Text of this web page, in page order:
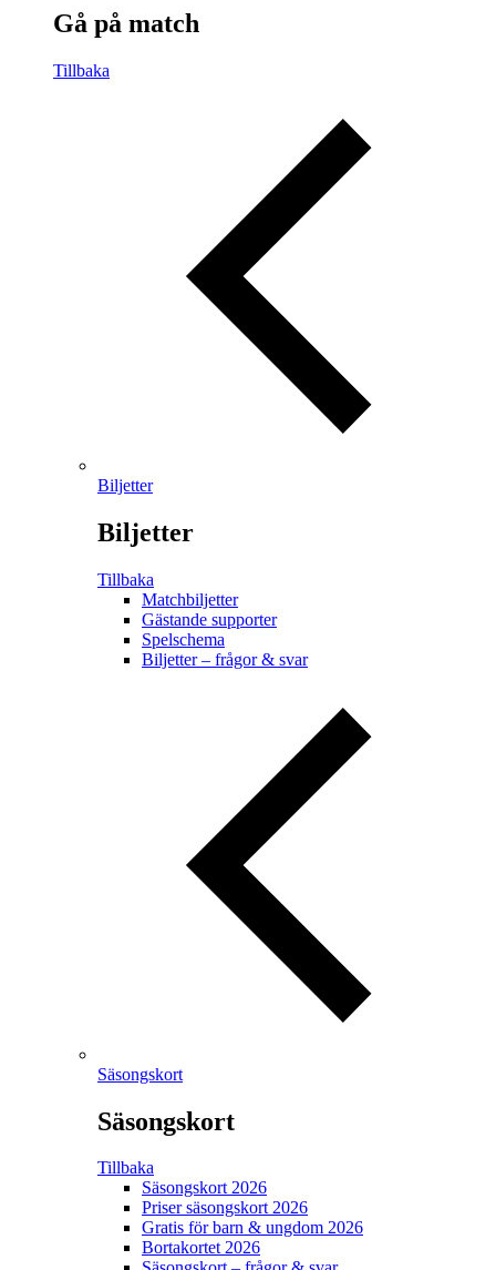
Gå på match
Tillbaka
Biljetter
Biljetter
Tillbaka
Matchbiljetter
Gästande supporter
Spelschema
Biljetter – frågor & svar
Säsongskort
Säsongskort
Tillbaka
Säsongskort 2026
Priser säsongskort 2026
Gratis för barn & ungdom 2026
Bortakortet 2026